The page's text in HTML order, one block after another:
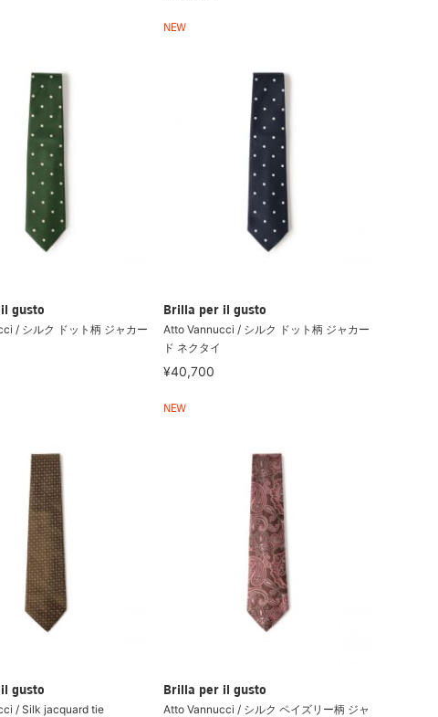
gusto
/ シルク ドット柄 ジャカー
NEW
Brilla per il gusto
Atto Vannucci / シルク ドット柄 ジャカー
ド ネクタイ
¥40,700
gusto
/ Silk jacquard tie
NEW
Brilla per il gusto
Atto Vannucci / シルク ペイズリー柄 ジャ